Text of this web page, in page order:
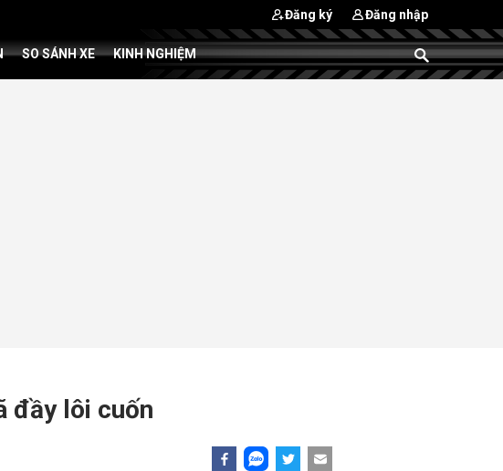
Đăng ký Đăng nhập
SO SÁNH XE KINH NGHIỆM
đầy lôi cuốn